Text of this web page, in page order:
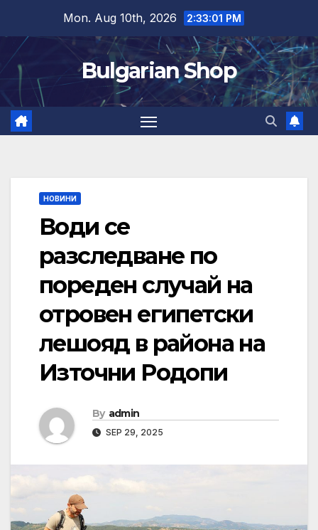
content
Mon. Aug 10th, 2026 2:33:02 PM
Bulgarian Shop
НОВИНИ
Води се
разследване по
пореден случай на
отровен египетски
лешояд в района на
Източни Родопи
By admin
SEP 29, 2025